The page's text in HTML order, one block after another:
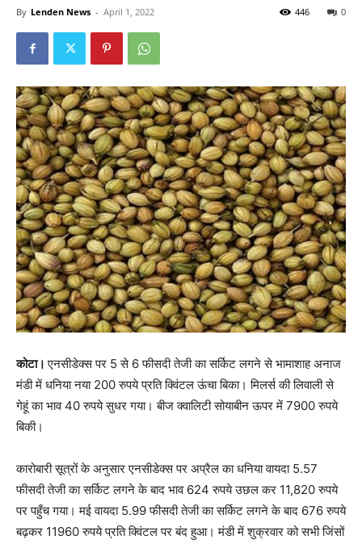
By Lenden News - April 1, 2022 0
446
कोटा।एनसीडेक्स पर 5 से 6 फीसदी तेजी का सर्किट लगने से भामाशाह अनाज
मंडी में धनिया नया 200 रुपये प्रति क्विंटल ऊंचा बिका। मिलर्स की लिवाली से
गेहूं का भाव 40 रुपये सुधर गया। बीज क्वालिटी सोयाबीन ऊपर में 7900 रुपये
बिकी।
कारोबारी सूत्रों के अनुसार एनसीडेक्स पर अप्रैल का धनिया वायदा 5.57
फीसदी तेजी का सर्किट लगने के बाद भाव 624 रुपये उछल कर 11,820 रुपये
पर पहुँच गया। मई वायदा 5.99 फीसदी तेजी का सर्किट लगने के बाद 676 रुपये
बढ़कर 11960 रुपये प्रति क्विंटल पर बंद हुआ। मंडी में शुक्रवार को सभी जिंसों